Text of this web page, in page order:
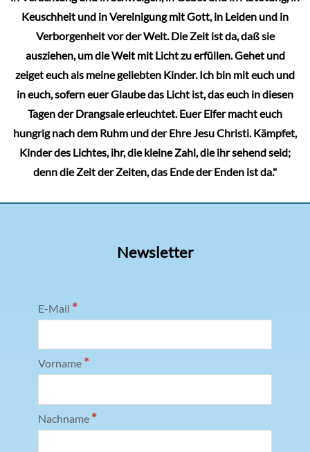
Keuschheit und in Vereinigung mit Gott, in Leiden und in
Verborgenheit vor der Welt. Die Zeit ist da, daß sie
ausziehen, um die Welt mit Licht zu erfüllen. Gehet und
zeiget euch als meine geliebten Kinder. Ich bin mit euch und
in euch, sofern euer Glaube das Licht ist, das euch in diesen
Tagen der Drangsale erleuchtet. Euer Eifer macht euch
hungrig nach dem Ruhm und der Ehre Jesu Christi. Kämpfet,
Kinder des Lichtes, ihr, die kleine Zahl, die ihr sehend seid;
denn die Zeit der Zeiten, das Ende der Enden ist da."
Newsletter
E-Mail *
Vorname *
Nachname *